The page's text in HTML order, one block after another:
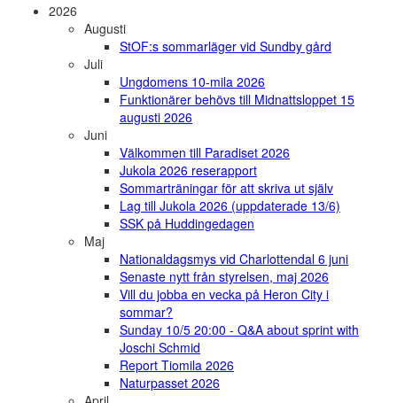
2026
Augusti
StOF:s sommarläger vid Sundby gård
Juli
Ungdomens 10-mila 2026
Funktionärer behövs till Midnattsloppet 15
augusti 2026
Juni
Välkommen till Paradiset 2026
Jukola 2026 reserapport
Sommarträningar för att skriva ut själv
Lag till Jukola 2026 (uppdaterade 13/6)
SSK på Huddingedagen
Maj
Nationaldagsmys vid Charlottendal 6 juni
Senaste nytt från styrelsen, maj 2026
Vill du jobba en vecka på Heron City i
sommar?
Sunday 10/5 20:00 - Q&A about sprint with
Joschi Schmid
Report Tiomila 2026
Naturpasset 2026